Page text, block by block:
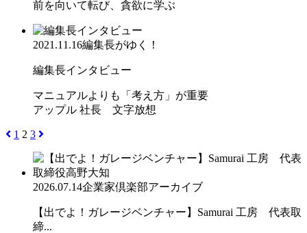
前を向いて転び、貪欲に学ぶ
2021.11.16編集長がゆく！
編集長インタビュー
マニュアルよりも「考え方」が重要
アップル 社長 文字放想
1 2 3
2026.07.14企業家倶楽部アーカイブ
【出でよ！ガレージベンチャー】Samurai 工房 代表取
締...